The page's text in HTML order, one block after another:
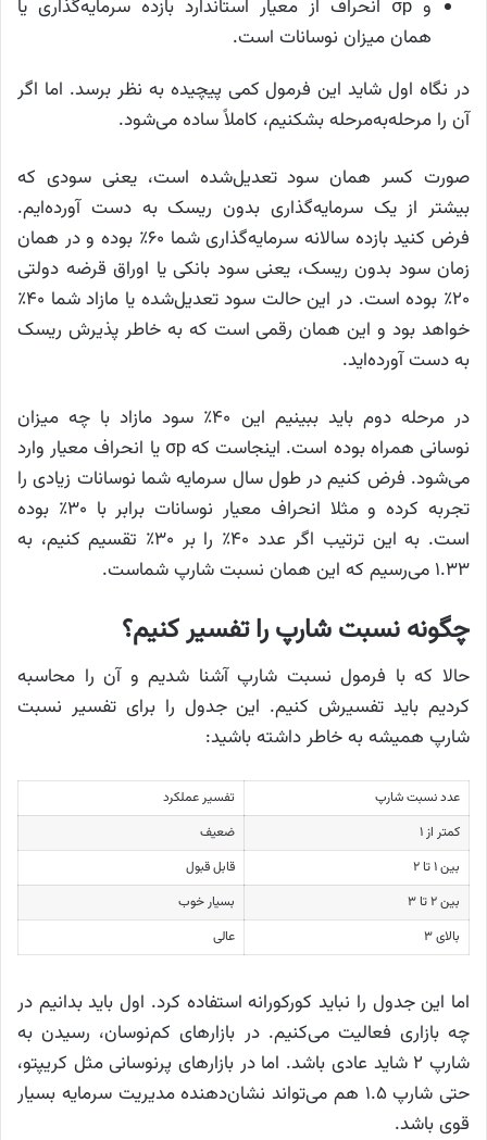
و σp انحراف از معیار استاندارد بازده سرمایه‌گذاری یا
همان میزان نوسانات است.
در نگاه اول شاید این فرمول کمی پیچیده به نظر برسد. اما اگر
آن را مرحله‌به‌مرحله بشکنیم، کاملاً ساده می‌شود.
صورت کسر همان سود تعدیل‌شده است، یعنی سودی که
بیشتر از یک سرمایه‌گذاری بدون ریسک به دست آورده‌ایم.
فرض کنید بازده سالانه سرمایه‌گذاری شما ۶۰٪ بوده و در همان
زمان سود بدون ریسک، یعنی سود بانکی یا اوراق قرضه دولتی
۲۰٪ بوده است. در این حالت سود تعدیل‌شده یا مازاد شما ۴۰٪
خواهد بود و این همان رقمی است که به خاطر پذیرش ریسک
به دست آورده‌اید.
در مرحله دوم باید ببینیم این ۴۰٪ سود مازاد با چه میزان
نوسانی همراه بوده است. اینجاست که σp یا انحراف معیار وارد
می‌شود. فرض کنیم در طول سال سرمایه شما نوسانات زیادی را
تجربه کرده و مثلا انحراف معیار نوسانات برابر با ۳۰٪ بوده
است. به این ترتیب اگر عدد ۴۰٪ را بر ۳۰٪ تقسیم کنیم، به
۱.۳۳ می‌رسیم که این همان نسبت شارپ شماست.
چگونه نسبت شارپ را تفسیر کنیم؟
حالا که با فرمول نسبت شارپ آشنا شدیم و آن را محاسبه
کردیم باید تفسیرش کنیم. این جدول را برای تفسیر نسبت
شارپ همیشه به خاطر داشته باشید:
عدد نسبت شارپ
تفسیر عملکرد
کمتر از ۱
ضعیف
بین ۱ تا ۲
قابل قبول
بین ۲ تا ۳
بسیار خوب
بالای ۳
عالی
اما این جدول را نباید کورکورانه استفاده کرد. اول باید بدانیم در
چه بازاری فعالیت می‌کنیم. در بازارهای کم‌نوسان، رسیدن به
شارپ ۲ شاید عادی باشد. اما در بازارهای پرنوسانی مثل کریپتو،
حتی شارپ ۱.۵ هم می‌تواند نشان‌دهنده مدیریت سرمایه بسیار
قوی باشد.